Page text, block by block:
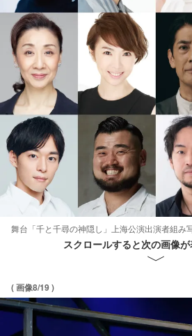
舞台「千と千尋の神隠し」上海公演出演者組み
スクロールすると次の画像
( 画像8/19 )